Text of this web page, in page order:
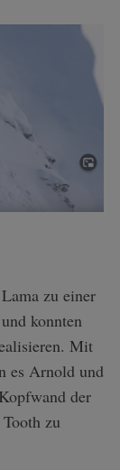
zu einer
konnten
Mit
es Arnold und
der
zu